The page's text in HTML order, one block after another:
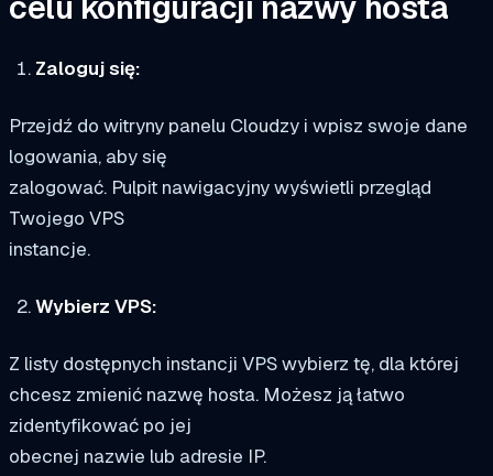
Zaloguj się:
Przejdź do witryny panelu Cloudzy i wpisz swoje dane
logowania, aby się
zalogować. Pulpit nawigacyjny wyświetli przegląd
Twojego VPS
instancje.
Wybierz VPS:
Z listy dostępnych instancji VPS wybierz tę, dla której
chcesz zmienić nazwę hosta. Możesz ją łatwo
zidentyfikować po jej
obecnej nazwie lub adresie IP.